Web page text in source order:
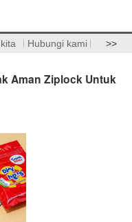
Hubungi kami >>
Aman Ziplock Untuk